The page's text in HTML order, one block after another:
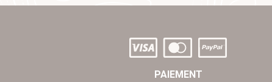
PAIEMENT